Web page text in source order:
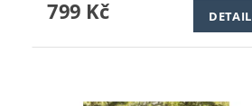
799 Kč DETAIL